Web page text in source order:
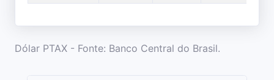
Dólar PTAX - Fonte: Banco Central do Brasil.